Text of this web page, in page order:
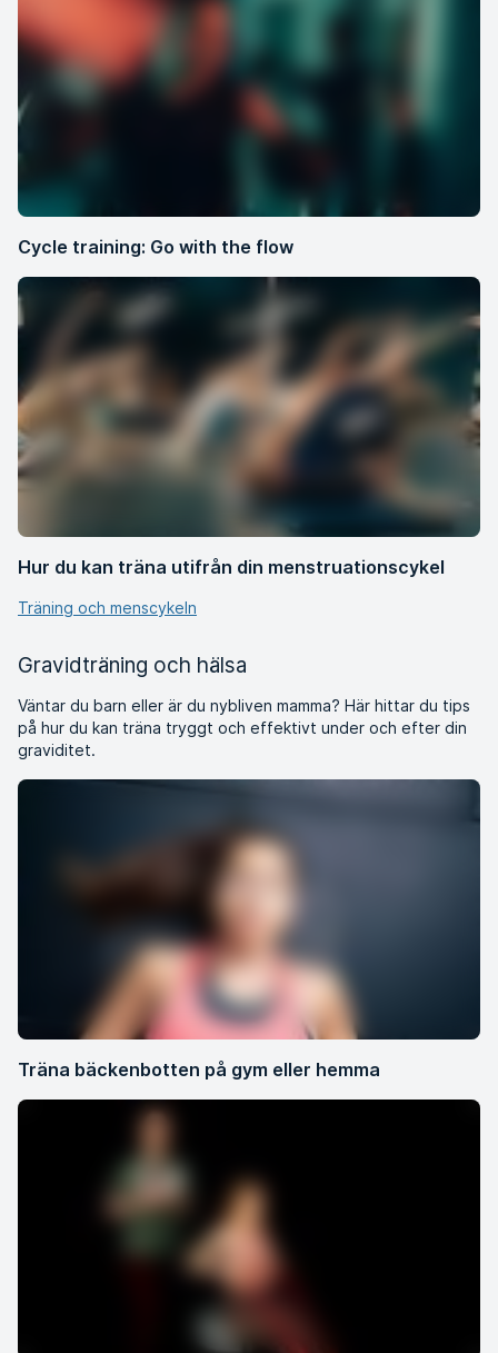
Cycle training: Go with the flow
Hur du kan träna utifrån din menstruationscykel
Träning och menscykeln
Gravidträning och hälsa
Väntar du barn eller är du nybliven mamma? Här hittar du tips
på hur du kan träna tryggt och effektivt under och efter din
graviditet.
Träna bäckenbotten på gym eller hemma